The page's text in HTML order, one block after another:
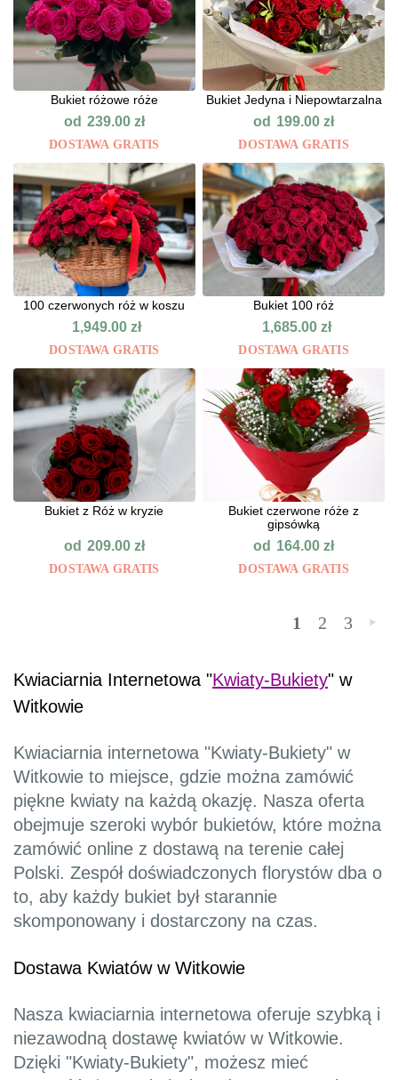
Bukiet różowe róże
od 239.00 zł
DOSTAWA GRATIS
Bukiet Jedyna i Niepowtarzalna
od 199.00zł
DOSTAWA GRATIS
100 czerwonych róż w koszu
1,949.00zł
DOSTAWA GRATIS
Bukiet 100 róż
1,685.00 zł
DOSTAWA GRATIS
Bukiet z Róż w kryzie
od 209.00 zł
DOSTAWA GRATIS
Bukiet czerwone róże z
gipsówką
od 164.00zł
DOSTAWA GRATIS
1 2 3 »
Kwiaciarnia Internetowa "Kwiaty-Bukiety" w
Witkowie
Kwiaciarnia internetowa "Kwiaty-Bukiety" w
Witkowie to miejsce, gdzie można zamówić
piękne kwiaty na każdą okazję. Nasza oferta
obejmuje szeroki wybór bukietów, które można
zamówić online z dostawą na terenie całej
Polski. Zespół doświadczonych florystów dba o
to, aby każdy bukiet był starannie
skomponowany i dostarczony na czas.
Dostawa Kwiatów w Witkowie
Nasza kwiaciarnia internetowa oferuje szybką i
niezawodną dostawę kwiatów w Witkowie.
Dzięki "Kwiaty-Bukiety", możesz mieć